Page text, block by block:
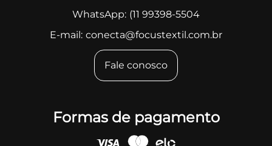
WhatsApp: (11 99398-5504
E-mail: conecta@focustextil.com.br
Fale conosco
Formas de pagamento